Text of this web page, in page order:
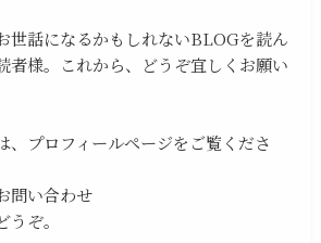
世話になるかもしれないBLOGを読ん
者様。これから、どうぞ宜しくお願い
、プロフィールページをご覧くださ
問い合わせ
ぞ。